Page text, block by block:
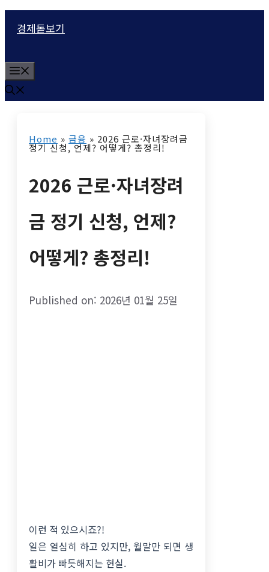
츠
로
건
경제돋보기
e
n
Home » 금융 » 2026 근로·자녀장려금
정기 신청, 언제? 어떻게? 총정리!
2026 근로·자녀장려
금 정기 신청, 언제?
어떻게? 총정리!
Published on: 2026년 01월 25일
이런 적 있으시죠?!
일은 열심히 하고 있지만, 월말만 되면 생
활비가 빠듯해지는 현실.